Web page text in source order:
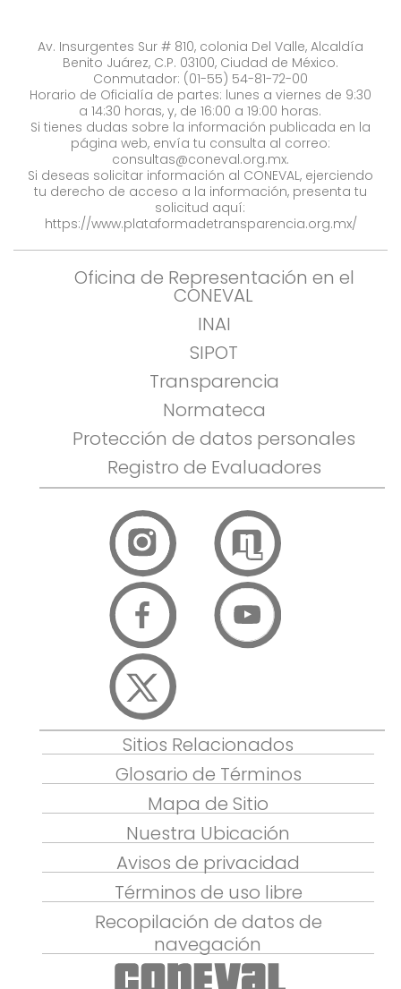
Av. Insurgentes Sur # 810, colonia Del Valle, Alcaldía
Benito Juárez, C.P. 03100, Ciudad de México.
Conmutador: (01-55) 54-81-72-00
Horario de Oficialía de partes: lunes a viernes de 9:30
a 14:30 horas, y, de 16:00 a 19:00 horas.
Si tienes dudas sobre la información publicada en la
página web, envía tu consulta al correo:
consultas@coneval.org.mx.
Si deseas solicitar información al CONEVAL, ejerciendo
tu derecho de acceso a la información, presenta tu
solicitud aquí:
https://www.plataformadetransparencia.org.mx/
Oficina de Representación en el
CONEVAL
INAI
SIPOT
Transparencia
Normateca
Protección de datos personales
Registro de Evaluadores
Sitios Relacionados
Glosario de Términos
Mapa de Sitio
Nuestra Ubicación
Avisos de privacidad
Términos de uso libre
Recopilación de datos de
navegación